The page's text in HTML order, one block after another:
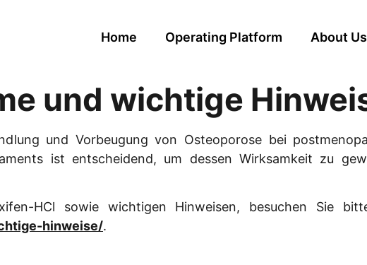
Home Operating Platform About Us
und wichtige
und Vorbeugung von Osteoporose bei
ist entscheidend, um dessen Wirksamkeit zu
HCl sowie wichtigen Hinweisen, besuchen Sie
hinweise/.